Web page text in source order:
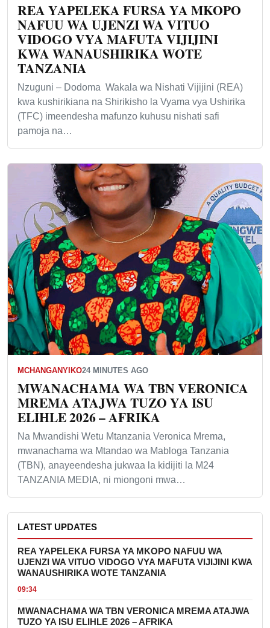
REA YAPELEKA FURSA YA MKOPO
NAFUU WA UJENZI WA VITUO
VIDOGO VYA MAFUTA VIJIJINI
KWA WANAUSHIRIKA WOTE
TANZANIA
Nzuguni – Dodoma Wakala wa Nishati Vijijini (REA)
kwa kushirikiana na Shirikisho la Vyama vya Ushirika
(TFC) imeendesha mafunzo kuhusu nishati safi
pamoja na…
MCHANGANYIKO24 MINUTES AGO
MWANACHAMA WA TBN VERONICA
MREMA ATAJWA TUZO YA ISU
ELIHLE 2026 – AFRIKA
Na Mwandishi Wetu Mtanzania Veronica Mrema,
mwanachama wa Mtandao wa Mabloga Tanzania
(TBN), anayeendesha jukwaa la kidijiti la M24
TANZANIA MEDIA, ni miongoni mwa…
LATEST UPDATES
REA YAPELEKA FURSA YA MKOPO NAFUU WA
UJENZI WA VITUO VIDOGO VYA MAFUTA VIJIJINI KWA
WANAUSHIRIKA WOTE TANZANIA
09:34
MWANACHAMA WA TBN VERONICA MREMA ATAJWA
TUZO YA ISU ELIHLE 2026 – AFRIKA